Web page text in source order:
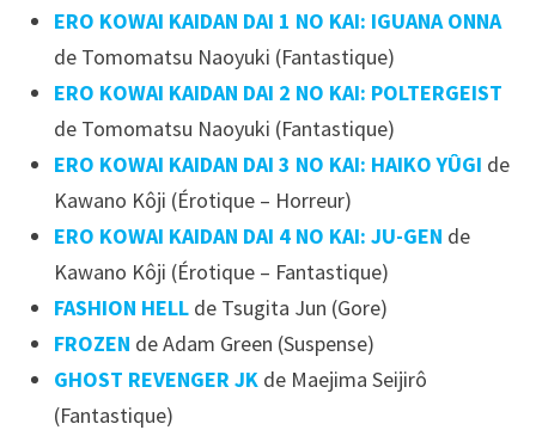
ERO KOWAI KAIDAN DAI 1 NO KAI: IGUANA ONNA
de Tomomatsu Naoyuki (Fantastique)
ERO KOWAI KAIDAN DAI 2 NO KAI: POLTERGEIST
de Tomomatsu Naoyuki (Fantastique)
ERO KOWAI KAIDAN DAI 3 NO KAI: HAIKO YÛGI de
Kawano Kôji (Érotique – Horreur)
ERO KOWAI KAIDAN DAI 4 NO KAI: JU-GEN de
Kawano Kôji (Érotique – Fantastique)
FASHION HELLde Tsugita Jun (Gore)
FROZEN de Adam Green (Suspense)
GHOST REVENGER JK de Maejima Seijirô
(Fantastique)